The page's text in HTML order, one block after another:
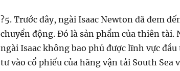
?5. Trước đây, ngài Isaac Newton đã đem
chuyển động. Đó là sản phẩm của thiên tài.
ngài Isaac không bao phủ được lĩnh vực
tư vào cổ phiếu của hãng vận tải South Sea